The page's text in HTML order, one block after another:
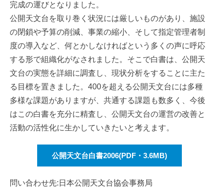
完成の運びとなりました。
公開天文台を取り巻く状況には厳しいものがあり、施設
の閉鎖や予算の削減、事業の縮小、そして指定管理者制
度の導入など、何とかしなければという多くの声に呼応
する形で組織化がなされました。そこで白書は、公開天
文台の実態を詳細に調査し、現状分析をすることに主た
る目標を置きました。400を超える公開天文台には多種
多様な課題がありますが、共通する課題も数多く、今後
はこの白書を充分に精査し、公開天文台の運営の改善と
活動の活性化に生かしていきたいと考えます。
公開天文台白書2006(PDF・3.6MB)
問い合わせ先:日本公開天文台協会事務局